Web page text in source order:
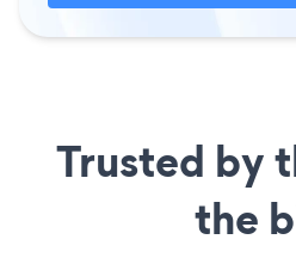
Trusted by
the